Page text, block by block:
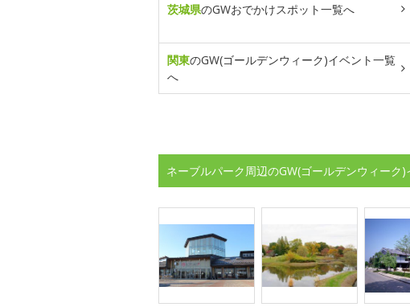
茨城県のGWおでかけスポット一覧へ
関東のGW(ゴールデンウィーク)イベント一覧
へ
ネーブルパーク周辺のGW(ゴールデンウィーク